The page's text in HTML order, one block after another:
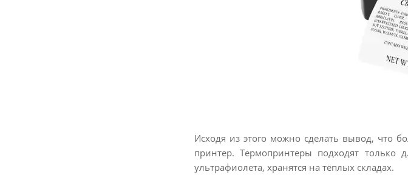
Исходя из этого можно сделать вывод, что
принтер. Термопринтеры подходят только
ультрафиолета, хранятся на тёплых складах.